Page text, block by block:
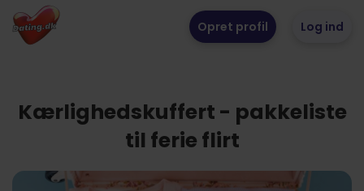
Opret profil Log ind
Kærlighedskuffert - pakkeliste
til ferie flirt